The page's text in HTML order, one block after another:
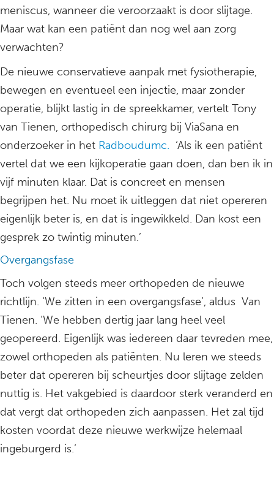
meniscus, wanneer die veroorzaakt is door slijtage.
Maar wat kan een patiënt dan nog wel aan zorg
verwachten?
De nieuwe conservatieve aanpak met fysiotherapie,
bewegen en eventueel een injectie, maar zonder
operatie, blijkt lastig in de spreekkamer, vertelt Tony
van Tienen, orthopedisch chirurg bij ViaSana en
onderzoeker in het Radboudumc. ‘Als ik een patiënt
vertel dat we een kijkoperatie gaan doen, dan ben ik in
vijf minuten klaar. Dat is concreet en mensen
begrijpen het. Nu moet ik uitleggen dat niet opereren
eigenlijk beter is, en dat is ingewikkeld. Dan kost een
gesprek zo twintig minuten.’
Overgangsfase
Toch volgen steeds meer orthopeden de nieuwe
richtlijn. ‘We zitten in een overgangsfase’, aldus Van
Tienen. ‘We hebben dertig jaar lang heel veel
geopereerd. Eigenlijk was iedereen daar tevreden mee,
zowel orthopeden als patiënten. Nu leren we steeds
beter dat opereren bij scheurtjes door slijtage zelden
nuttig is. Het vakgebied is daardoor sterk veranderd en
dat vergt dat orthopeden zich aanpassen. Het zal tijd
kosten voordat deze nieuwe werkwijze helemaal
ingeburgerd is.’